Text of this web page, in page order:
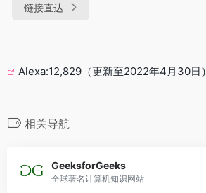
链接直达
Alexa:12,829（更新至2022年4月30日）
相关导航
GeeksforGeeks
全球著名计算机知识网站